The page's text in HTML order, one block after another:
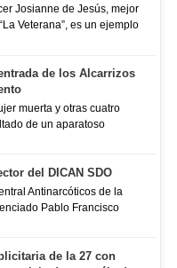
Josianne de Jesús, mejor
Veterana”, es un ejemplo
de los Alcarrizos
muerta y otras cuatro
de un aparatoso
del DICAN SDO
Antinarcóticos de la
Pablo Francisco
de la 27 con